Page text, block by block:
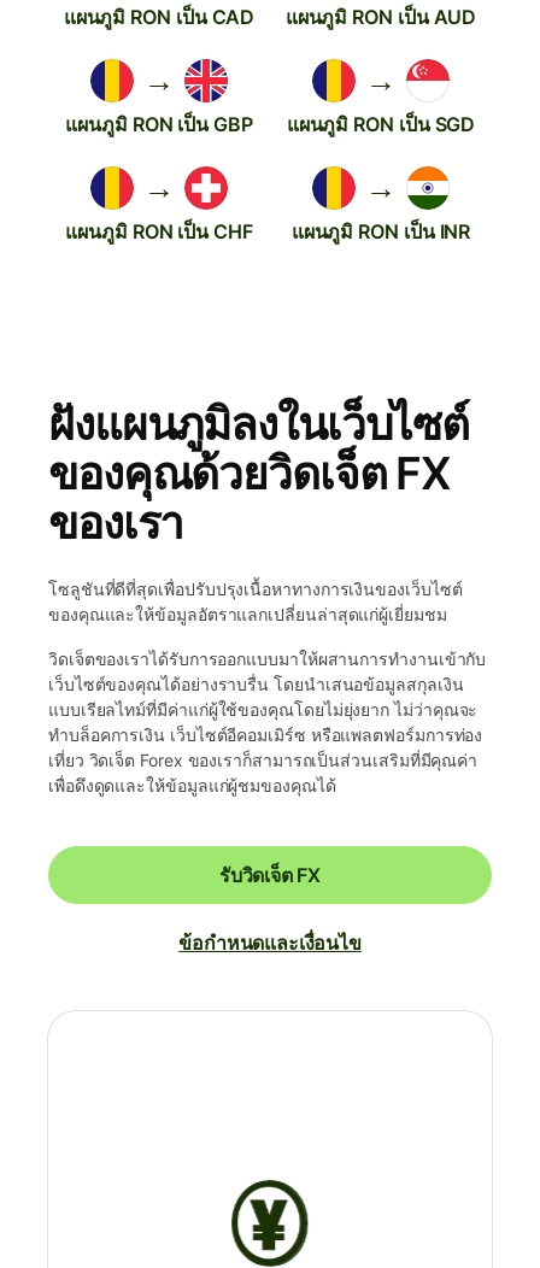
แผนภูมิ RON เป็น CAD แผนภูมิ RON เป็น AUD
→
แผนภูมิ RON เป็น GBP
→
แผนภูมิ RON เป็น SGD
→
แผนภูมิ RON เป็น CHF
→
แผนภูมิ RON เป็น INR
ฝังแผนภูมิลงในเว็บไซต์
ของคุณด้วยวิดเจ็ต FX
ของเรา
โซลูชันที่ดีที่สุดเพื่อปรับปรุงเนื้อหาทางการเงินของเว็บไซต์
ของคุณและให้ข้อมูลอัตราแลกเปลี่ยนล่าสุดแก่ผู้เยี่ยมชม
วิดเจ็ตของเราได้รับการออกแบบมาให้ผสานการทำงานเข้ากับ
เว็บไซต์ของคุณได้อย่างราบรื่น โดยนำเสนอข้อมูลสกุลเงิน
แบบเรียลไทม์ที่มีค่าแก่ผู้ใช้ของคุณโดยไม่ยุ่งยาก ไม่ว่าคุณจะ
ทำบล็อคการเงิน เว็บไซต์อีคอมเมิร์ซ หรือแพลตฟอร์มการท่อง
เที่ยว วิดเจ็ต Forex ของเราก็สามารถเป็นส่วนเสริมที่มีคุณค่า
เพื่อดึงดูดและให้ข้อมูลแก่ผู้ชมของคุณได้
รับวิดเจ็ต FX
ข้อกำหนดและเงื่อนไข